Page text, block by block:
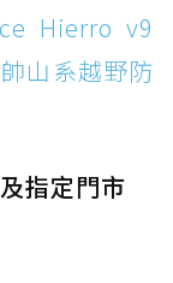
BADGER
器！搭載固特
19 GTX：注
Hierro v9
山系越野防
指定門市